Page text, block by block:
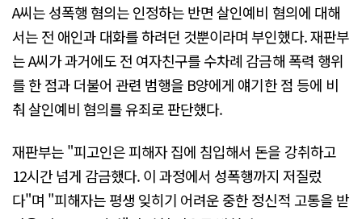
A씨는 성폭행 혐의는 인정하는 반면 살인예비 혐의에 대해
서는 전 애인과 대화를 하려던 것뿐이라며 부인했다. 재판부
는 A씨가 과거에도 전 여자친구를 수차례 감금해 폭력 행위
를 한 점과 더불어 관련 범행을 B양에게 얘기한 점 등에 비
춰 살인예비 혐의를 유죄로 판단했다.
재판부는 "피고인은 피해자 집에 침입해서 돈을 강취하고
12시간 넘게 감금했다. 이 과정에서 성폭행까지 저질렀
다"며 "피해자는 평생 잊히기 어려운 중한 정신적 고통을 받